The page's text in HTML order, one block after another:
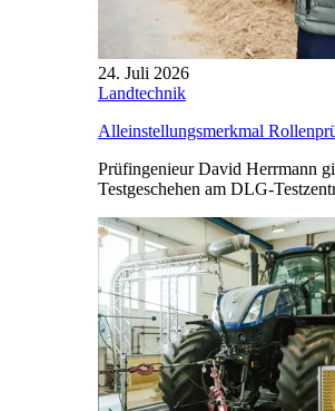
24. Juli 2026
Landtechnik
Alleinstellungsmerkmal
Prüfingenieur David Herrmann
Testgeschehen am DLG-